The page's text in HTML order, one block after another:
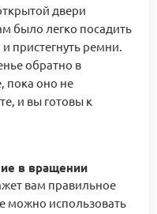
двери
было легко посадить
пристегнуть ремни.
обратно в
пока оно не
и вы готовы к
в вращении
вам правильное
можно использовать